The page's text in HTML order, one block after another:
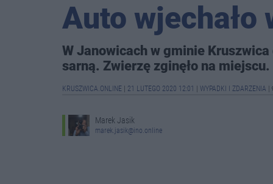
Auto wjechało
W Janowicach w gminie
sarną. Zwierzę zginęło na miejscu.
KRUSZWICA.ONLINE 21 LUTEGO 2020 12:01 WYPADKI I ZDARZENIA
Marek Jasik
marek.jasik@ino.online